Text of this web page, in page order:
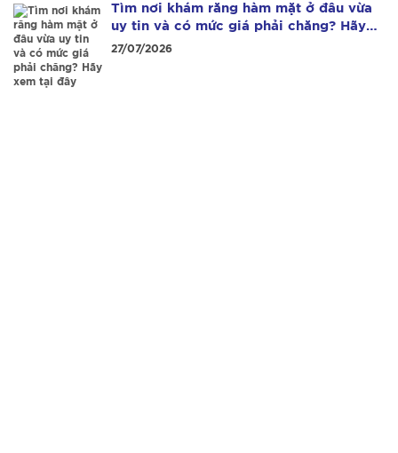
Tìm nơi khám răng hàm mặt ở đâu vừa
uy tin và có mức giá phải chăng? Hãy
xem tại đây
27/07/2026